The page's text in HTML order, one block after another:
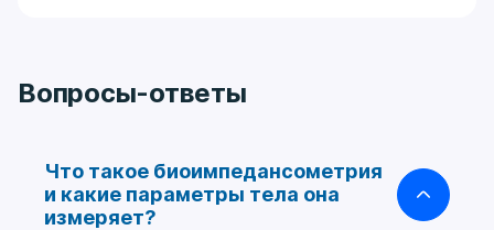
Вопросы-ответы
Что такое биоимпедансометрия
и какие параметры тела она
измеряет?